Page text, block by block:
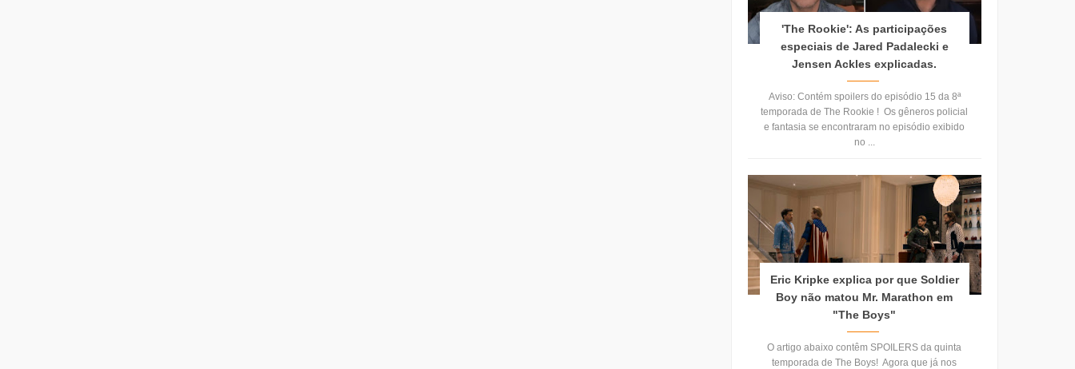
'The Rookie': As participações
especiais de Jared Padalecki e
Jensen Ackles explicadas.
Aviso: Contém spoilers do episódio 15 da 8ª
temporada de The Rookie ! Os gêneros policial
e fantasia se encontraram no episódio exibido
no ...
Eric Kripke explica por que Soldier
Boy não matou Mr. Marathon em
"The Boys"
O artigo abaixo contêm SPOILERS da quinta
temporada de The Boys! Agora que já nos